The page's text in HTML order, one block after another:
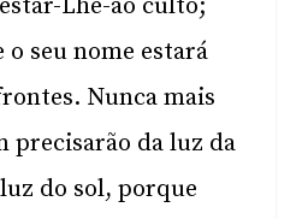
Lhe-ão culto;
o seu nome estará
Nunca mais
precisarão da luz da
do sol, porque